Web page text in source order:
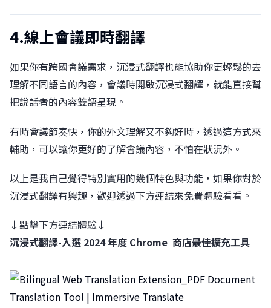
4.線上會議即時翻譯
如果你有跨國會議需求，沉浸式翻譯也能協助你更輕鬆的去
理解不同語言的內容，會議時開啟沉浸式翻譯，就能直接幫
把說話者的內容雙語呈現。
有時會議節奏快，你的外文理解又不夠好時，透過這方式來
輔助，可以讓你更好的了解會議內容，不怕在狀況外。
以上是我自己覺得特別實用的幾個特色與功能，如果你對於
沉浸式翻譯有興趣，歡迎透過下方連結來免費體驗看看。
↓點擊下方連結體驗↓
沉浸式翻譯-入選 2024 年度 Chrome 商店最佳擴充工具